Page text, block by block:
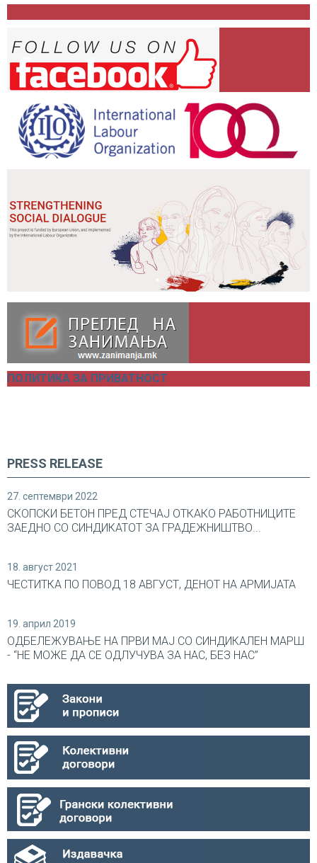
ПОЛИТИКА ЗА ПРИВАТНОСТ
PRESS RELEASE
27. септември 2022
СКОПСКИ БЕТОН ПРЕД СТЕЧАЈ ОТКАКО РАБОТНИЦИТЕ
ЗАЕДНО СО СИНДИКАТОТ ЗА ГРАДЕЖНИШТВО...
18. август 2021
ЧЕСТИТКА ПО ПОВОД 18 АВГУСТ, ДЕНОТ НА АРМИЈАТА
19. април 2019
ОДБЕЛЕЖУВАЊЕ НА ПРВИ МАЈ СО СИНДИКАЛEН МАРШ
- “НЕ МОЖЕ ДА СЕ ОДЛУЧУВА ЗА НАС, БЕЗ НАС”